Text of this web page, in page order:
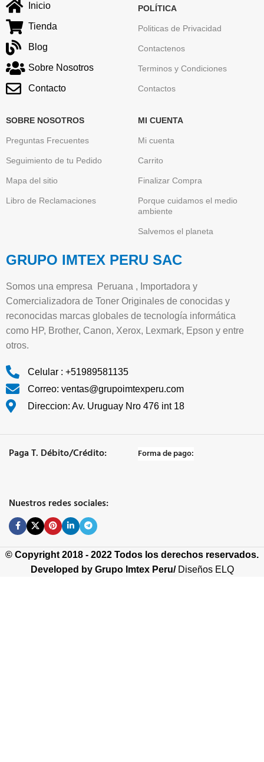
Inicio
Tienda
Blog
Sobre Nosotros
Contacto
POLÍTICA
Politicas de Privacidad
Contactenos
Terminos y Condiciones
Contactos
SOBRE NOSOTROS
Preguntas Frecuentes
Seguimiento de tu Pedido
Mapa del sitio
Libro de Reclamaciones
MI CUENTA
Mi cuenta
Carrito
Finalizar Compra
Porque cuidamos el medio
ambiente
Salvemos el planeta
GRUPO IMTEX PERU SAC
Somos una empresa Peruana , Importadora y
Comercializadora de Toner Originales de conocidas y
reconocidas marcas globales de tecnología informática
como HP, Brother, Canon, Xerox, Lexmark, Epson y entre
otros.
Celular : +51989581135
Correo: ventas@grupoimtexperu.com
Direccion: Av. Uruguay Nro 476 int 18
Paga T. Débito/Crédito: Forma de pago:
Nuestros redes sociales:
© Copyright 2018 - 2022 Todos los derechos reservados.
Developed by Grupo Imtex Peru/ Diseños ELQ